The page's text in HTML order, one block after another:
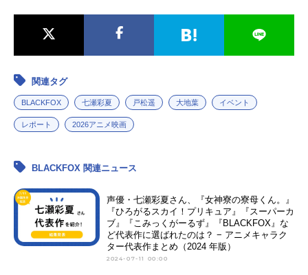
関連タグ
BLACKFOX 七瀬彩夏 戸松遥 大地葉 イベント
レポート 2026アニメ映画
BLACKFOX 関連ニュース
声優・七瀬彩夏さん、『女神寮の寮母くん。』
『ひろがるスカイ！プリキュア』『スーパーカ
ブ』『こみっくがーるず』『BLACKFOX』な
ど代表作に選ばれたのは？ − アニメキャラク
ター代表作まとめ（2024 年版）
2024-07-11 00:00